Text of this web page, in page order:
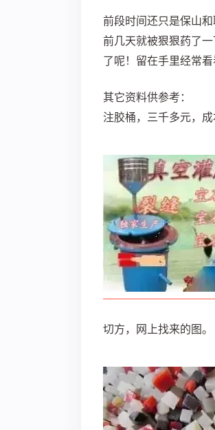
前段时间还只是保山
前几天就被狠狠药了
了呢！留在手里经常看
其它资料供参考：
注胶桶，三千多元，成
切方，网上找来的图。